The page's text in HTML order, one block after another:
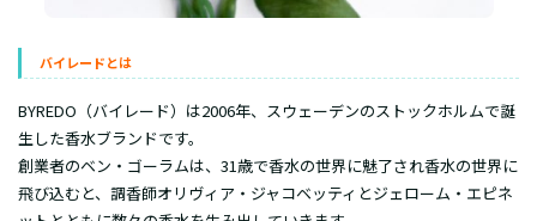
バイレードとは
BYREDO（バイレード）は2006年、スウェーデンのストックホルムで誕
生した香水ブランドです。
創業者のベン・ゴーラムは、31歳で香水の世界に魅了され香水の世界に
飛び込むと、調香師オリヴィア・ジャコベッティとジェローム・エピネ